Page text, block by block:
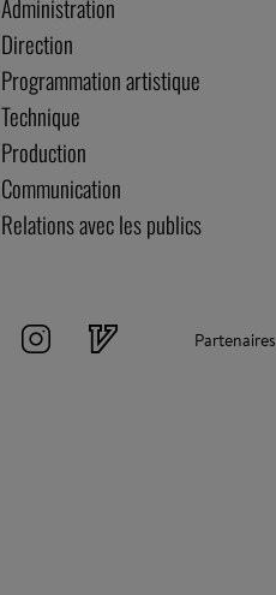
Administration
Direction
Programmation artistique
Technique
Production
Communication
Relations avec les publics
Partenaires